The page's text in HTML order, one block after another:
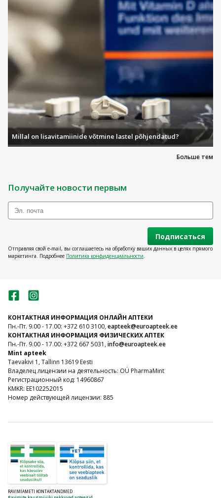
Больше тем
Millal on lisavitamiinide võtmine lastel põhjendatud?
Получайте новости первым
Подписаться
Отправляя свой e-mail, вы соглашаетесь на обработку ваших данных в целях прямого
маркетинга. Подробнее Политика конфиденциальности.
КОНТАКТНАЯ ИНФОРМАЦИЯ ОНЛАЙН АПТЕКИ
Пн.-Пт. 9.00 - 17.00: +372 610 3100,eapteek@euroapteek.ee
КОНТАКТНАЯ ИНФОРМАЦИЯ ФИЗИЧЕСКИХ АПТЕК
Пн.-Пт. 9.00 - 17.00: +372 667 5031,info@euroapteek.ee
Mint apteek
Taevakivi 1, Tallinn 13619 Eesti
Владелец лицензии на деятельность: OÜ PharmaMint
Регистрационный код: 14960867
KMKR: EE102252015
Номер действующей лицензии: 885
RAVIMIAMETI KONTAKTANDMED